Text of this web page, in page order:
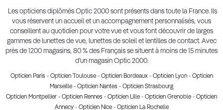
Accessibilité
Lunettes de vue Chloé
Lunettes de vue Burberry
Lunettes de soleil Prada
Lunettes de soleil Gucci
Soldes Ete 2025
Lentilles journalières
Produit lentilles
Lunettes Guess
Lunettes Chloé
Lunettes Versace
Les opticiens diplômés Optic 2000 sont présents dans toute la France. Ils
vous réservent un accueil et un accompagnement personnalisés, vous
conseillent au quotidien pour votre vue et vous font découvrir de larges
gammes de lunettes de vue, lunettes de soleil et lentilles de contact. Avec
près de 1200 magasins, 80 % des Français se situent à moins de 15 minutes
d’un magasin Optic 2000.
Opticien Paris - Opticien Toulouse- Opticien Bordeaux- Opticien Lyon- Opticien
Marseille - Opticien Nantes - Opticien Strasbourg
Opticien Montpellier - Opticien Rennes - Opticien Lille - Opticien Grenoble - Opticien
Annecy- Opticien Nice- Opticien La Rochelle